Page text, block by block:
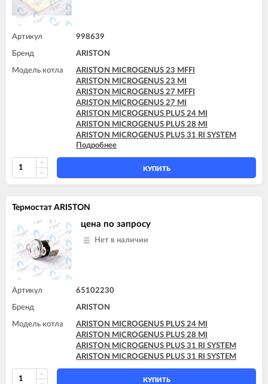
Артикул 998639
Бренд ARISTON
Модель котла
ARISTON MICROGENUS 23 MFFI
ARISTON MICROGENUS 23 MI
ARISTON MICROGENUS 27 MFFI
ARISTON MICROGENUS 27 MI
ARISTON MICROGENUS PLUS 24 MI
ARISTON MICROGENUS PLUS 28 MI
ARISTON MICROGENUS PLUS 31 RI SYSTEM
ARISTON MICROGENUS PLUS 31 RI SYSTEM
ARISTON MICROSYSTEM 21 RFFI
ARISTON MICROSYSTEM 28 RFFI
ARISTON T2 23 MI GPL
ARISTON TX 23 MI
ARISTON TX 27 MFFI
Подробнее
КУПИТЬ
Термостат ARISTON
цена по запросу
Нет в наличии
Артикул 65102230
Бренд ARISTON
Модель котла
ARISTON MICROGENUS PLUS 24 MI
ARISTON MICROGENUS PLUS 28 MI
ARISTON MICROGENUS PLUS 31 RI SYSTEM
ARISTON MICROGENUS PLUS 31 RI SYSTEM
КУПИТЬ